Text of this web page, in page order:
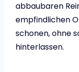
abbaubaren
empfindlichen
schonen, ohne
hinterlassen.